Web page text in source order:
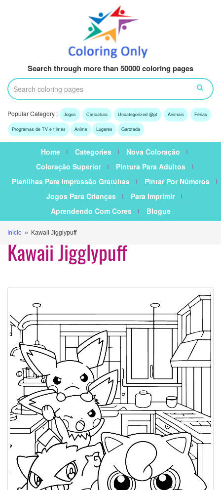
Search through more than 50000 coloring pages
Popular Category : Jogos Caricatura Uncategorized @pt Animais Férias
Programas de TV e filmes Anime Lugares Garotada
Home Categories
Nova Coloração
Coloração Superior
Pintura Para Adultos
Planilhas Para Impressão Gratuitas
Pintar Por Números
Jogos Para Crianças
Para Imprimir
Aprendendo Com Cores
Blogue
Início » Kawaii Jigglypuff
Kawaii Jigglypuff